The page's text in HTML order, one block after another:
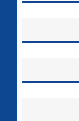
לכל מוצרי היצרן